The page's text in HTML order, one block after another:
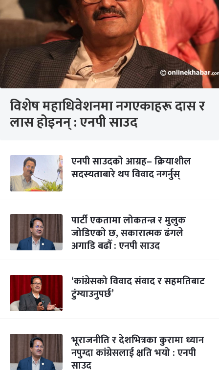
विशेष महाधिवेशनमा नगएकाहरू दास र
लास होइनन् : एनपी साउद
एनपी साउदको आग्रह– क्रियाशील
सदस्यताबारे थप विवाद नगर्नुस्
पार्टी एकतामा लोकतन्त्र र मुलुक
जोडिएको छ, सकारात्मक ढंगले
अगाडि बढौँ : एनपी साउद
‘कांग्रेसको विवाद संवाद र सहमतिबाट
टुंग्याउनुपर्छ’
भूराजनीति र देशभित्रका कुरामा ध्यान
नपुग्दा कांग्रेसलाई क्षति भयो : एनपी
साउद